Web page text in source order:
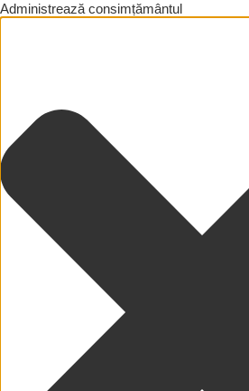
Administrează consimțământul